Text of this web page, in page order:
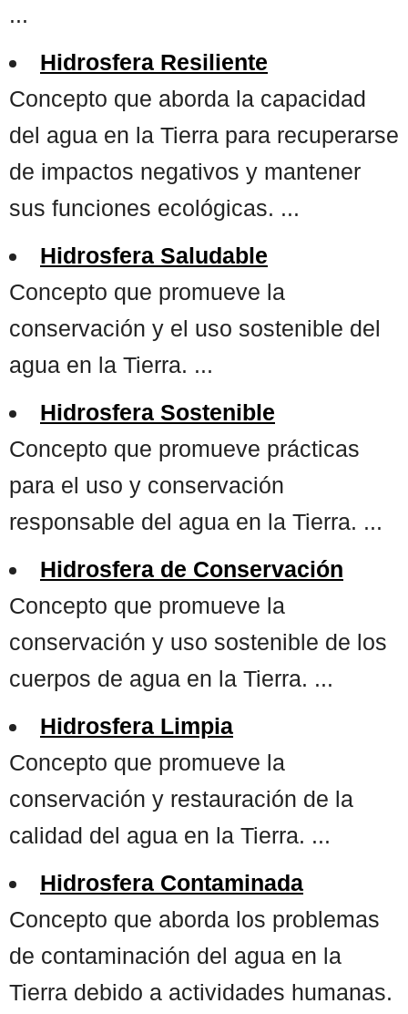
...
Hidrosfera Resiliente
Concepto que aborda la capacidad
del agua en la Tierra para recuperarse
de impactos negativos y mantener
sus funciones ecológicas. ...
Hidrosfera Saludable
Concepto que promueve la
conservación y el uso sostenible del
agua en la Tierra. ...
Hidrosfera Sostenible
Concepto que promueve prácticas
para el uso y conservación
responsable del agua en la Tierra. ...
Hidrosfera de Conservación
Concepto que promueve la
conservación y uso sostenible de los
cuerpos de agua en la Tierra. ...
Hidrosfera Limpia
Concepto que promueve la
conservación y restauración de la
calidad del agua en la Tierra. ...
Hidrosfera Contaminada
Concepto que aborda los problemas
de contaminación del agua en la
Tierra debido a actividades humanas.